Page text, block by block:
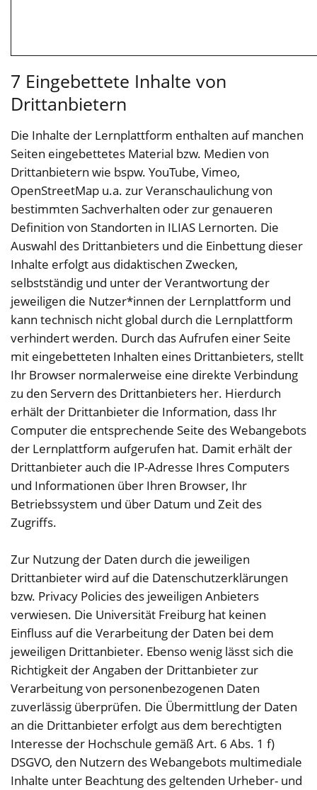
7 Eingebettete Inhalte von
Drittanbietern
Die Inhalte der Lernplattform enthalten auf manchen
Seiten eingebettetes Material bzw. Medien von
Drittanbietern wie bspw. YouTube, Vimeo,
OpenStreetMap u.a. zur Veranschaulichung von
bestimmten Sachverhalten oder zur genaueren
Definition von Standorten in ILIAS Lernorten. Die
Auswahl des Drittanbieters und die Einbettung dieser
Inhalte erfolgt aus didaktischen Zwecken,
selbstständig und unter der Verantwortung der
jeweiligen die Nutzer*innen der Lernplattform und
kann technisch nicht global durch die Lernplattform
verhindert werden. Durch das Aufrufen einer Seite
mit eingebetteten Inhalten eines Drittanbieters, stellt
Ihr Browser normalerweise eine direkte Verbindung
zu den Servern des Drittanbieters her. Hierdurch
erhält der Drittanbieter die Information, dass Ihr
Computer die entsprechende Seite des Webangebots
der Lernplattform aufgerufen hat. Damit erhält der
Drittanbieter auch die IP-Adresse Ihres Computers
und Informationen über Ihren Browser, Ihr
Betriebssystem und über Datum und Zeit des
Zugriffs.
Zur Nutzung der Daten durch die jeweiligen
Drittanbieter wird auf die Datenschutzerklärungen
bzw. Privacy Policies des jeweiligen Anbieters
verwiesen. Die Universität Freiburg hat keinen
Einfluss auf die Verarbeitung der Daten bei dem
jeweiligen Drittanbieter. Ebenso wenig lässt sich die
Richtigkeit der Angaben der Drittanbieter zur
Verarbeitung von personenbezogenen Daten
zuverlässig überprüfen. Die Übermittlung der Daten
an die Drittanbieter erfolgt aus dem berechtigten
Interesse der Hochschule gemäß Art. 6 Abs. 1 f)
DSGVO, den Nutzern des Webangebots multimediale
Inhalte unter Beachtung des geltenden Urheber- und